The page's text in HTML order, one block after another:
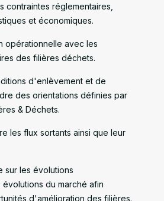
contraintes réglementaires,
et économiques.
opérationnelle avec les
des filières déchets.
d'enlèvement et de
des orientations définies par
& Déchets.
les flux sortants ainsi que leur
sur les évolutions
du marché afin
d'amélioration des filières.